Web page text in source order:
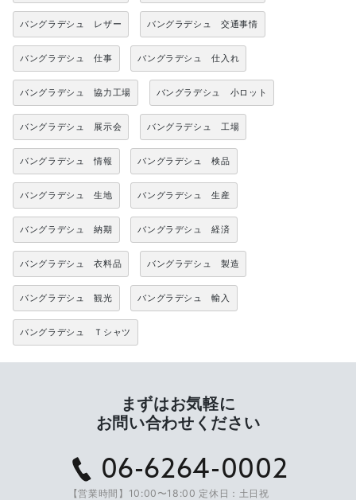
バングラデシュ レザー バングラデシュ 交通事情
バングラデシュ 仕事 バングラデシュ 仕入れ
バングラデシュ 協力工場 バングラデシュ 小ロット
バングラデシュ 展示会 バングラデシュ 工場
バングラデシュ 情報 バングラデシュ 検品
バングラデシュ 生地 バングラデシュ 生産
バングラデシュ 納期 バングラデシュ 経済
バングラデシュ 衣料品 バングラデシュ 製造
バングラデシュ 観光 バングラデシュ 輸入
バングラデシュ Ｔシャツ
まずはお気軽に
お問い合わせください
06-6264-0002
【営業時間】10:00〜18:00 定休日：土日祝